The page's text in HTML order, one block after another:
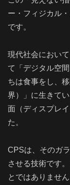
ー・フィジカル
です。
現代社会におい
て「デジタル空
ちは食事をし、
界）」に生きて
面（ディスプレ
た。
CPSは、そのガ
させる技術です
とではありませ